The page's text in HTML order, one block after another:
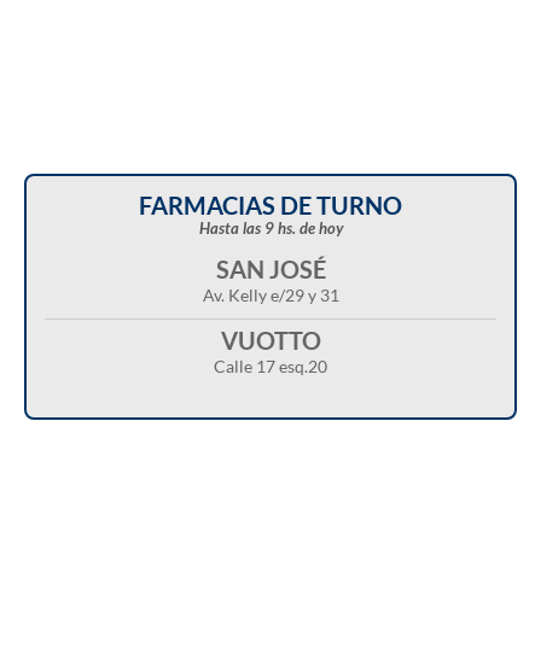
FARMACIAS DE TURNO
Hasta las 9 hs. de hoy
SAN JOSÉ
Av. Kelly e/29 y 31
VUOTTO
Calle 17 esq.20